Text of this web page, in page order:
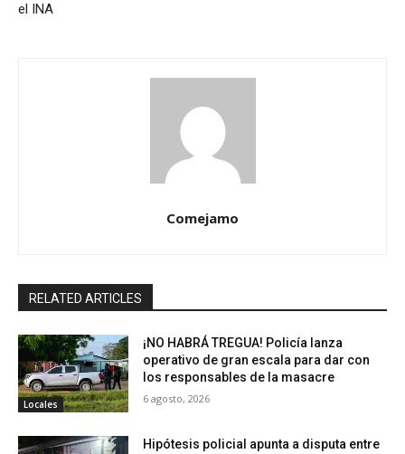
el INA
Comejamo
RELATED ARTICLES
Locales
¡NO HABRÁ TREGUA! Policía lanza
operativo de gran escala para dar con
los responsables de la masacre
6 agosto, 2026
Hipótesis policial apunta a disputa entre